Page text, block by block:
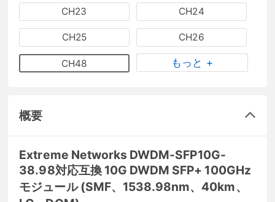
CH23 CH24
CH25 CH26
CH48 もっと +
概要
Extreme Networks DWDM-SFP10G-
38.98対応互換 10G DWDM SFP+ 100GHz
モジュール (SMF、1538.98nm、40km、